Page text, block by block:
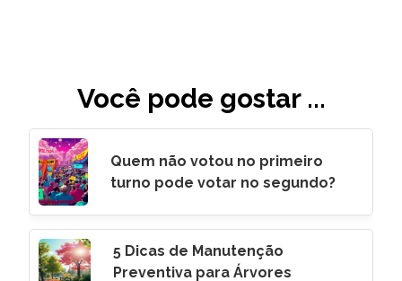
Você pode gostar ...
Quem não votou no primeiro
turno pode votar no segundo?
5 Dicas de Manutenção
Preventiva para Árvores